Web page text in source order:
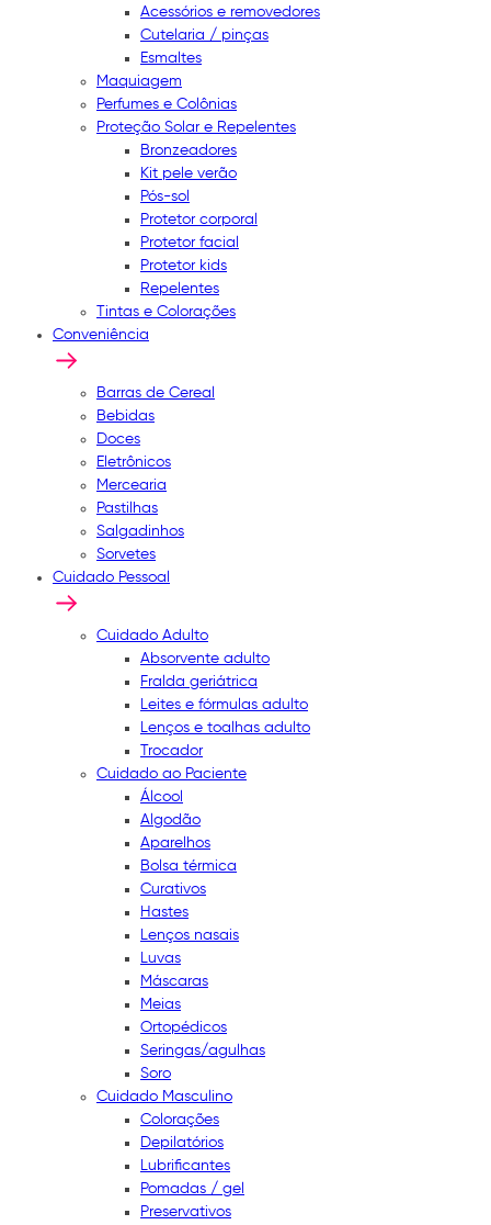
Acessórios e removedores
Cutelaria / pinças
Esmaltes
Maquiagem
Perfumes e Colônias
Proteção Solar e Repelentes
Bronzeadores
Kit pele verão
Pós-sol
Protetor corporal
Protetor facial
Protetor kids
Repelentes
Tintas e Colorações
Conveniência
Barras de Cereal
Bebidas
Doces
Eletrônicos
Mercearia
Pastilhas
Salgadinhos
Sorvetes
Cuidado Pessoal
Cuidado Adulto
Absorvente adulto
Fralda geriátrica
Leites e fórmulas adulto
Lenços e toalhas adulto
Trocador
Cuidado ao Paciente
Álcool
Algodão
Aparelhos
Bolsa térmica
Curativos
Hastes
Lenços nasais
Luvas
Máscaras
Meias
Ortopédicos
Seringas/agulhas
Soro
Cuidado Masculino
Colorações
Depilatórios
Lubrificantes
Pomadas / gel
Preservativos